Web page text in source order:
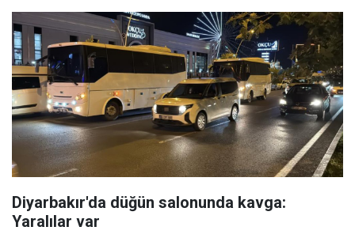
Diyarbakır'da düğün salonunda kavga:
Yaralılar var